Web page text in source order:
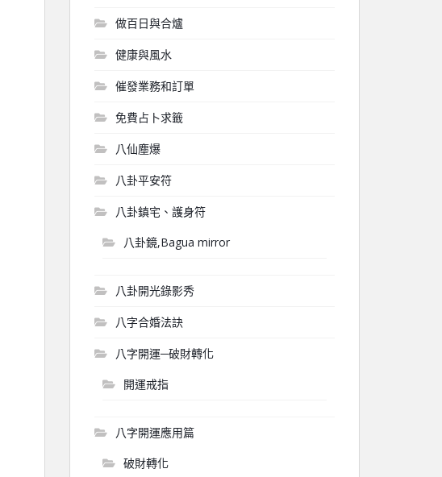
做百日與合爐
健康與風水
催發業務和訂單
免費占卜求籤
八仙塵爆
八卦平安符
八卦鎮宅、護身符
八卦鏡,Bagua mirror
八卦開光錄影秀
八字合婚法訣
八字開運─破財轉化
開運戒指
八字開運應用篇
破財轉化